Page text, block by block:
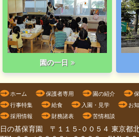
園の一日
ホーム 保護者専用 園の紹介
行事特集
給食 入園・見学 お
採用情報
財務諸表 苦情相談
日の基保育園 〒１１５-００５４ 東京都